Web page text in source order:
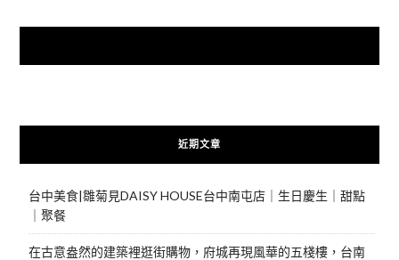
近期文章
台中美食|雛菊見DAISY HOUSE台中南屯店｜生日慶生｜甜點
｜聚餐
在古意盎然的建築裡逛街購物，府城再現風華的五棧樓，台南